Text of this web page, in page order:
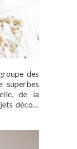
des
superbes
de la
déco…